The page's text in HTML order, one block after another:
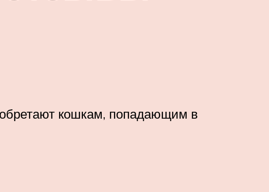
кошкам, попадающим в